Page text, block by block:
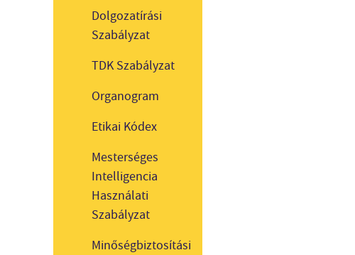
Dolgozatírási
Szabályzat
TDK Szabályzat
Organogram
Etikai Kódex
Mesterséges
Intelligencia
Használati
Szabályzat
Minőségbiztosítási